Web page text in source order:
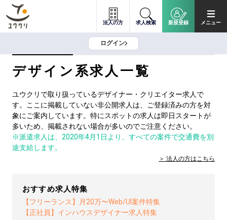
法人の方 求人検索 新規登録 メニュー
ログイン
デザイン系求人一覧
ユウクリで取り扱っているデザイナー・クリエイター求人で
す。ここに掲載していない非公開求人は、ご登録済みの方を対
象にご案内しています。特にスポットの求人は即日スタートが
多いため、掲載されない場合が多いのでご注意ください。
※派遣求人は、2020年4月1日より、すべての案件で交通費を別
途支給します。
法人の方はこちら
おすすめ求人特集
【フリーランス】月20万〜Web/UI案件特集
【正社員】インハウスデザイナー求人特集